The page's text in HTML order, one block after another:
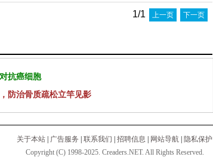
1/1 上一页 下一页
抗癌细胞
防治骨质疏松立竿见影
关于本站 广告服务 联系我们 招聘信息 网站导航
隐私保护
Copyright (C) 1998-2025. Creaders.NET. All Rights Reserved.